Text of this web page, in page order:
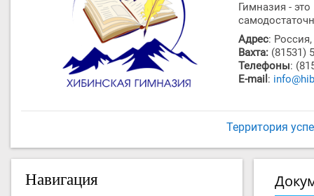
Гимназия -
Адрес:
Вахта: (81531)
Телефоны:
E-mail :
Территория
Навигация